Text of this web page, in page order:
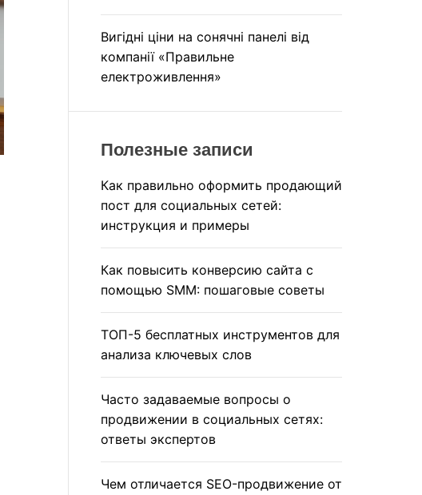
Вигідні ціни на сонячні панелі від
компанії «Правильне
електроживлення»
Полезные записи
Как правильно оформить продающий
пост для социальных сетей:
инструкция и примеры
Как повысить конверсию сайта с
помощью SMM: пошаговые советы
ТОП-5 бесплатных инструментов для
анализа ключевых слов
Часто задаваемые вопросы о
продвижении в социальных сетях:
ответы экспертов
Чем отличается SEO-продвижение от